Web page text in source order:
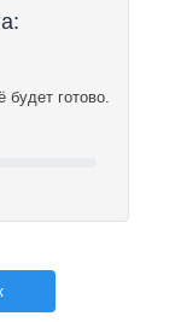
будет готово.